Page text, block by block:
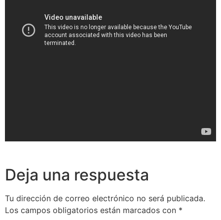
Deja una respuesta
Tu dirección de correo electrónico no será publicada.
Los campos obligatorios están marcados con *